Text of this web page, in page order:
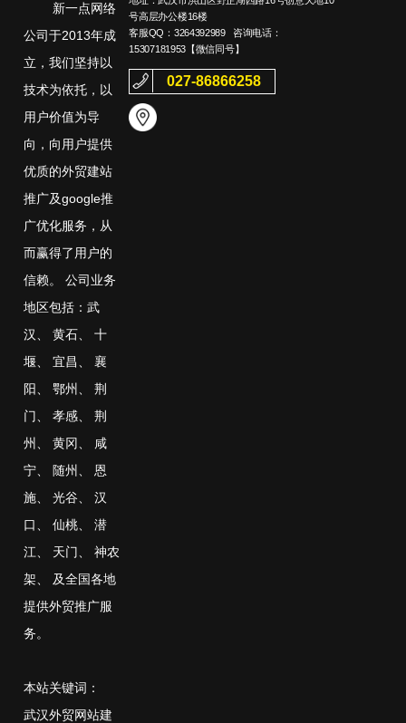
新一点网络
公司于2013年成
立，我们坚持以
技术为依托，以
用户价值为导
向，向用户提供
优质的外贸建站
推广及google推
广优化服务，从
而赢得了用户的
信赖。 公司业务
地区包括：武
汉
黄石
十
堰
宜昌
襄
阳
鄂州
荆
门
孝感
荆
州
黄冈
咸
宁
随州
恩
施
光谷
汉
口
仙桃
潜
江
天门
神农
架
及全国各地
提供外贸推广服
务。
本站关键词：
武汉外贸网站建
号高层办公楼16楼
客服QQ： 3264392989咨询电话：
15307181953 【微信同号】
027-86866258